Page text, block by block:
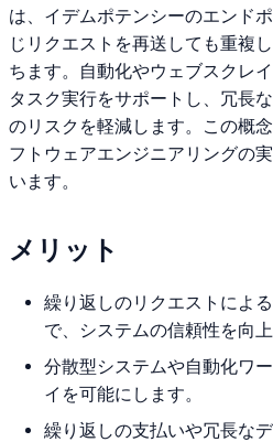
は、イデムポテンシーのエンド
じリクエストを再送しても重複
ちます。自動化やウェブスクレ
タスク実行をサポートし、冗長
のリスクを軽減します。この概
フトウェアエンジニアリングの
います。
メリット
繰り返しのリクエストによ
で、システムの信頼性を向上
分散型システムや自動化ワ
イを可能にします。
繰り返しの支払いや冗長な